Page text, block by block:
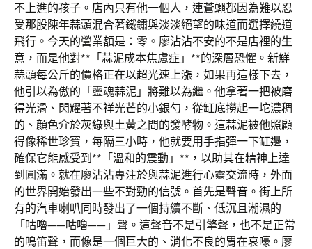
不上進的孩子。店內只有他一個人，連蒼蠅都因為難以忍
受那股陳年蒜頭混合著鐵鏽與淡淡絕望的味道而選擇繞道
飛行。今天的營業額是：零。廖沾沾不安的不是店裡的生
意，而是他對**「蒜泥成本焦慮症」**的深層恐懼。新鮮
蒜頭每公斤的價格正在以超光速上漲，如果再這樣下去，
他引以為傲的「靈魂蒜泥」將難以為繼。他拿著一把被磨
得光滑、閃耀著不祥光芒的小銀勺，從缸底撈起一坨濃稠
的、顏色介於灰綠與土黃之間的發酵物。這蒜泥被他照顧
得像稀世珍寶，每隔三小時，他就要用手指彈一下缸邊，
確保它能感受到**「溫和的震動」**，以助其在精神上達
到圓滿。就在廖沾沾專注於與蒜泥進行心靈交流時，外面
的世界開始發出一些不對勁的信號。首先是聲音。街上所
有的汽車喇叭同時發出了一個持續不斷、低沉且潮濕的
「咕嚕——咕嚕——」聲。這聲音不是引擎聲，也不是正常
的鳴笛聲，而像是一個巨大的、消化不良的胃在哀嚎。廖